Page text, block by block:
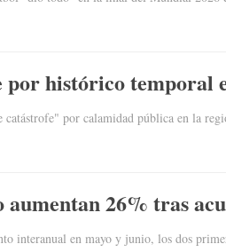
por histórico temporal
por calamidad pública en la
26% tras
interanual en mayo y junio, los dos